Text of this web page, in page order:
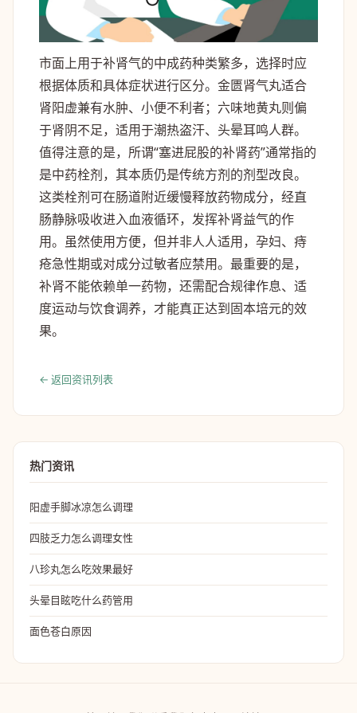
市面上用于补肾气的中成药种类繁多，选择时应
根据体质和具体症状进行区分。金匮肾气丸适合
肾阳虚兼有水肿、小便不利者；六味地黄丸则偏
于肾阴不足，适用于潮热盗汗、头晕耳鸣人群。
值得注意的是，所谓“塞进屁股的补肾药”通常指的
是中药栓剂，其本质仍是传统方剂的剂型改良。
这类栓剂可在肠道附近缓慢释放药物成分，经直
肠静脉吸收进入血液循环，发挥补肾益气的作
用。虽然使用方便，但并非人人适用，孕妇、痔
疮急性期或对成分过敏者应禁用。最重要的是，
补肾不能依赖单一药物，还需配合规律作息、适
度运动与饮食调养，才能真正达到固本培元的效
果。
← 返回资讯列表
热门资讯
阳虚手脚冰凉怎么调理
四肢乏力怎么调理女性
八珍丸怎么吃效果最好
头晕目眩吃什么药管用
面色苍白原因